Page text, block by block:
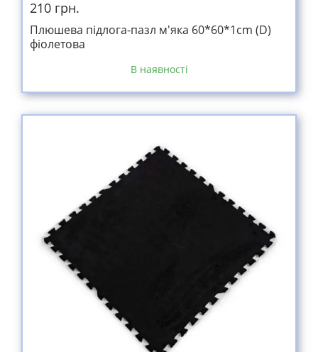
210 грн.
Плюшева підлога-пазл м'яка 60*60*1cm (D)
фіолетова
В наявності